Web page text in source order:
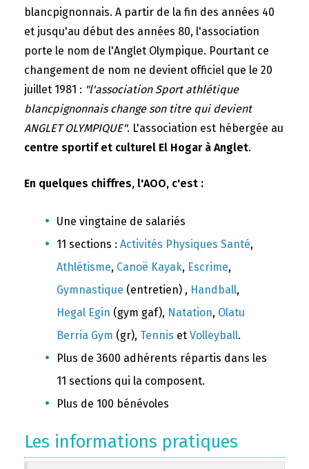
blancpignonnais. A partir de la fin des années 40
et jusqu'au début des années 80, l'association
porte le nom de l'Anglet Olympique. Pourtant ce
changement de nom ne devient officiel que le 20
juillet 1981 : "l'association Sport athlétique
blancpignonnais change son titre qui devient
ANGLET OLYMPIQUE". L'association est hébergée au
centre sportif et culturel El Hogar à Anglet.
En quelques chiffres, l'AOO, c'est :
Une vingtaine de salariés
11 sections : Activités Physiques Santé,
Athlétisme, Canoë Kayak, Escrime,
Gymnastique (entretien) , Handball,
Hegal Egin (gym gaf), Natation, Olatu
Berria Gym (gr), Tennis et Volleyball.
Plus de 3600 adhérents répartis dans les
11 sections qui la composent.
Plus de 100 bénévoles
Les informations pratiques